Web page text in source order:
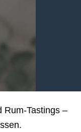
Tastings –